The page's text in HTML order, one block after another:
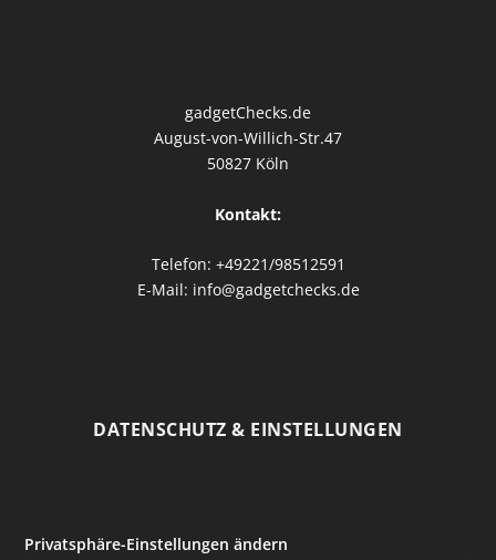
gadgetChecks.de
August-von-Willich-Str.47
50827 Köln
Kontakt:
Telefon: +49221/98512591
E-Mail: info@gadgetchecks.de
DATENSCHUTZ & EINSTELLUNGEN
Privatsphäre-Einstellungen ändern